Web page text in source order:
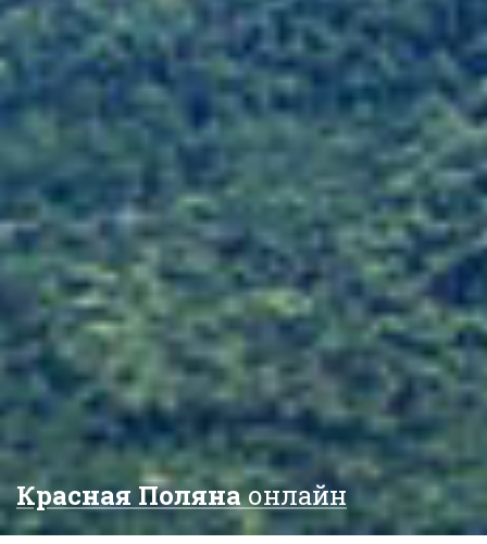
Красная Полянаонлайн